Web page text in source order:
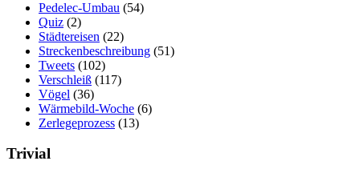
Pedelec-Umbau (54)
Quiz (2)
Städtereisen (22)
Streckenbeschreibung (51)
Tweets (102)
Verschleiß (117)
Vögel (36)
Wärmebild-Woche (6)
Zerlegeprozess (13)
Trivial